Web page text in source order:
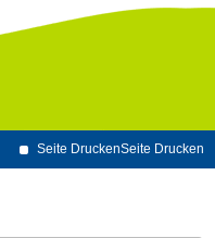
Seite DruckenSeite Drucken